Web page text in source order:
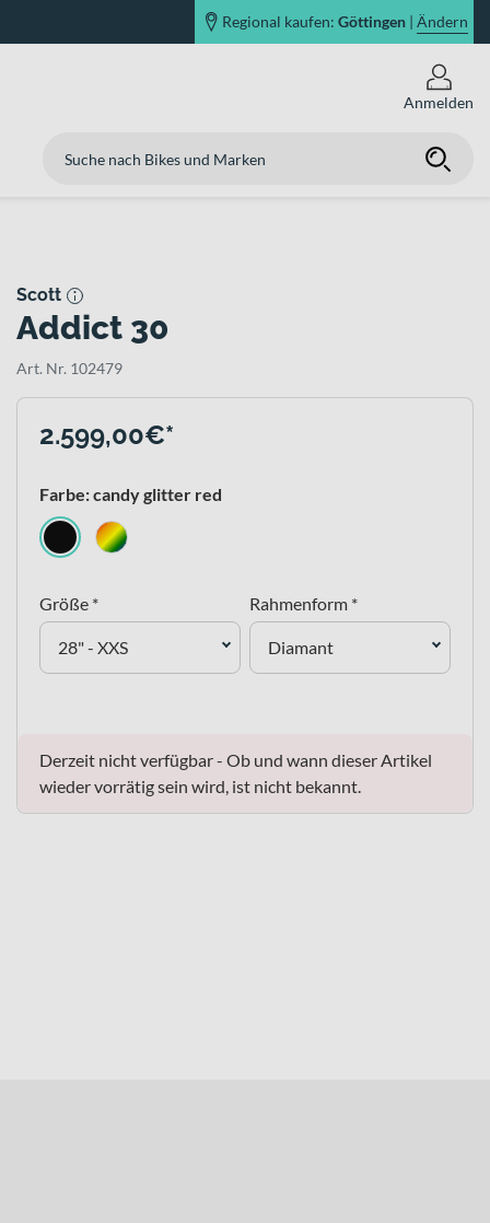
Regional kaufen: Göttingen | Ändern
Anmelden
Scott
Addict 30
Art. Nr. 102479
2.599,00€*
Farbe: candy glitter red
Größe *
28" - XXS
Rahmenform *
Diamant
Derzeit nicht verfügbar - Ob und wann dieser Artikel
wieder vorrätig sein wird, ist nicht bekannt.